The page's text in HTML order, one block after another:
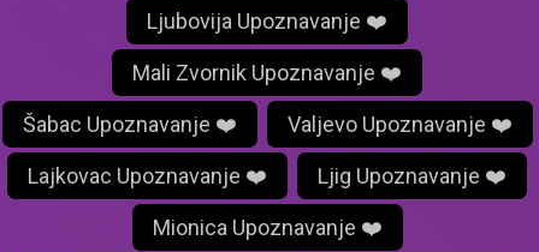
Ljubovija Upoznavanje ❤️
Mali Zvornik Upoznavanje ❤️
Šabac Upoznavanje ❤️ Valjevo Upoznavanje ❤️
Lajkovac Upoznavanje ❤️ Ljig Upoznavanje ❤️
Mionica Upoznavanje ❤️